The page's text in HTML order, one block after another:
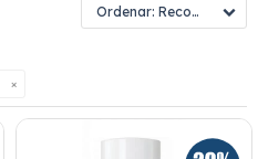
Recomendados